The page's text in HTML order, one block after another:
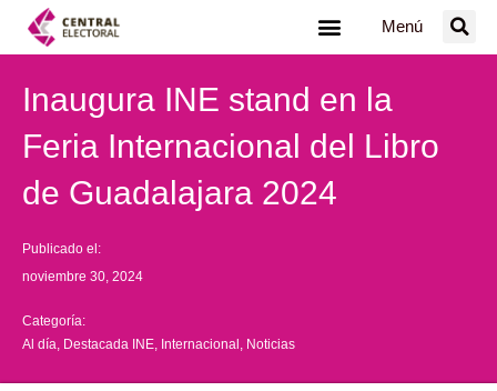
Menú
Inaugura INE stand en la
Feria Internacional del Libro
de Guadalajara 2024
Publicado el:
noviembre 30, 2024
Categoría:
Al día Destacada INE Internacional Noticias